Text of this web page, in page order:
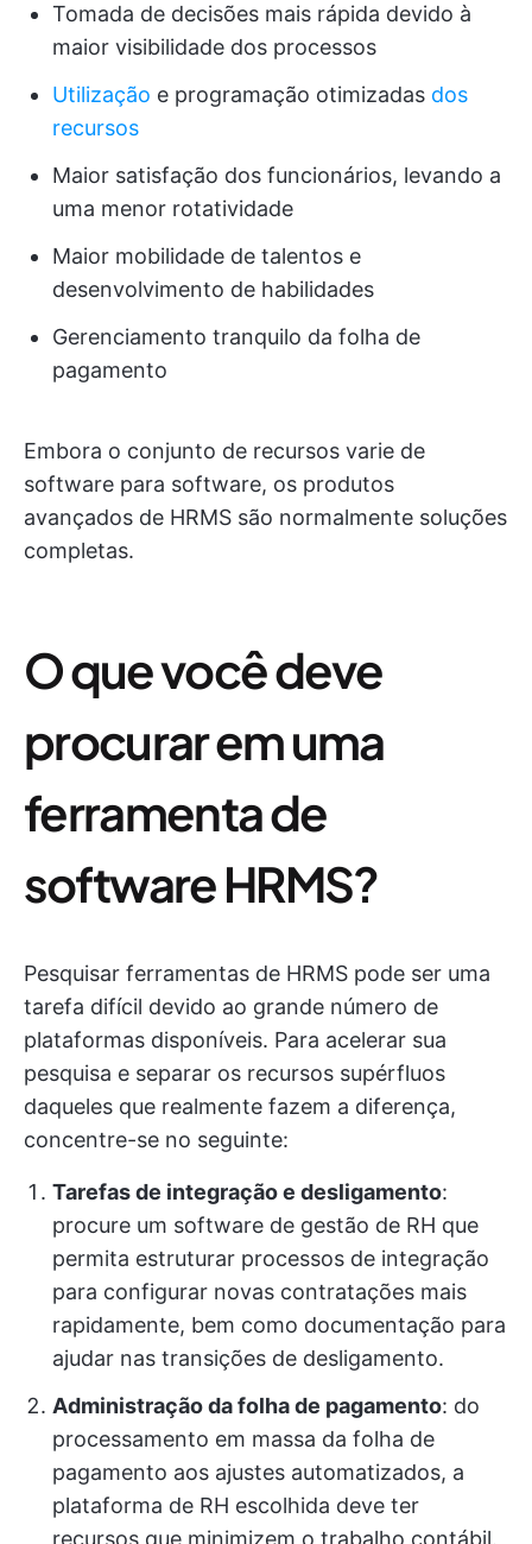
Tomada de decisões mais rápida devido à
maior visibilidade dos processos
Utilização e programação otimizadas dos
recursos
Maior satisfação dos funcionários, levando a
uma menor rotatividade
Maior mobilidade de talentos e
desenvolvimento de habilidades
Gerenciamento tranquilo da folha de
pagamento
Embora o conjunto de recursos varie de
software para software, os produtos
avançados de HRMS são normalmente soluções
completas.
O que você deve
procurar em uma
ferramenta de
software HRMS?
Pesquisar ferramentas de HRMS pode ser uma
tarefa difícil devido ao grande número de
plataformas disponíveis. Para acelerar sua
pesquisa e separar os recursos supérfluos
daqueles que realmente fazem a diferença,
concentre-se no seguinte:
Tarefas de integração e desligamento:
procure um software de gestão de RH que
permita estruturar processos de integração
para configurar novas contratações mais
rapidamente, bem como documentação para
ajudar nas transições de desligamento.
Administração da folha de pagamento: do
processamento em massa da folha de
pagamento aos ajustes automatizados, a
plataforma de RH escolhida deve ter
recursos que minimizem o trabalho contábil.